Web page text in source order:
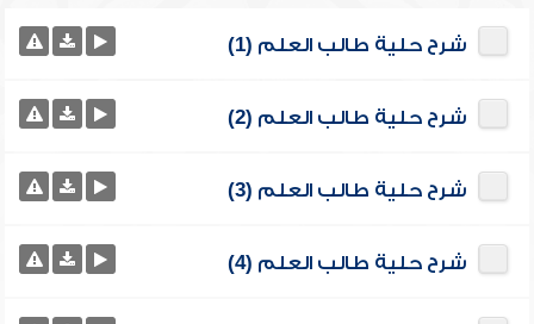
شرح حلية طالب العلم (1)
شرح حلية طالب العلم (2)
شرح حلية طالب العلم (3)
شرح حلية طالب العلم (4)